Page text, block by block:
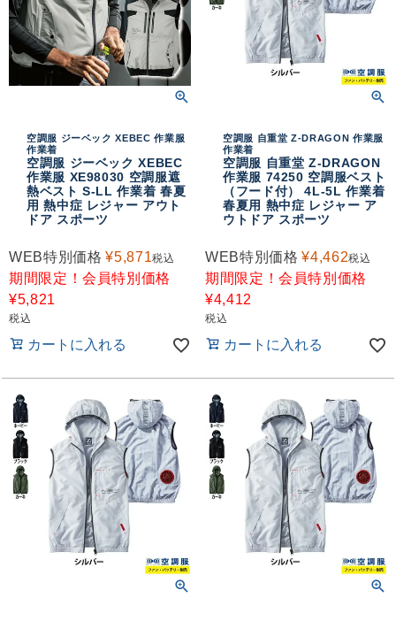
空調服 ジーベック XEBEC 作業服
作業着
空調服 ジーベック XEBEC
作業服 XE98030 空調服遮
熱ベスト S-LL 作業着 春夏
用 熱中症 レジャー アウト
ドア スポーツ
WEB特別価格 ¥5,871税込
期間限定！会員特別価格
¥5,821
税込
カートに入れる
空調服 自重堂 Z-DRAGON 作業服
作業着
空調服 自重堂 Z-DRAGON
作業服 74250 空調服ベスト
（フード付） 4L-5L 作業着
春夏用 熱中症 レジャー ア
ウトドア スポーツ
WEB特別価格 ¥4,462税込
期間限定！会員特別価格
¥4,412
税込
カートに入れる